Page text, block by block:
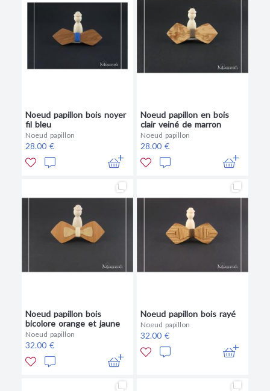
Noeud papillon bois noyer
fil bleu
Noeud papillon
28.00 €
Noeud papillon en bois
clair veiné de marron
Noeud papillon
28.00 €
Noeud papillon bois
bicolore orange et jaune
Noeud papillon
32.00 €
Noeud papillon bois rayé
Noeud papillon
32.00 €